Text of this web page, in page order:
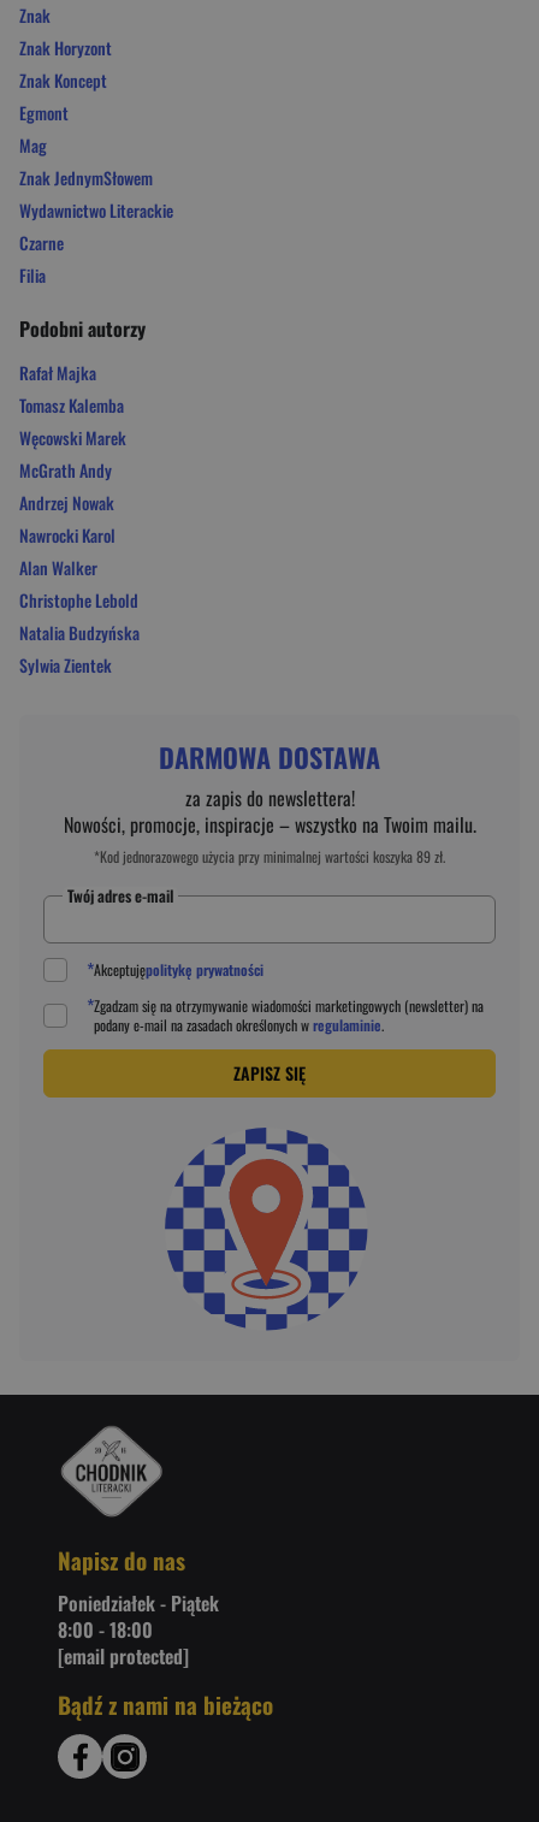
Znak
Znak Horyzont
Znak Koncept
Egmont
Mag
Znak JednymSłowem
Wydawnictwo Literackie
Czarne
Filia
Podobni autorzy
Rafał Majka
Tomasz Kalemba
Węcowski Marek
McGrath Andy
Andrzej Nowak
Nawrocki Karol
Alan Walker
Christophe Lebold
Natalia Budzyńska
Sylwia Zientek
DARMOWA DOSTAWA
za zapis do newslettera!
Nowości, promocje, inspiracje – wszystko na Twoim mailu.
*Kod jednorazowego użycia przy minimalnej wartości koszyka 89 zł.
Twój adres e-mail
*Akceptujępolitykę prywatności
*Zgadzam się na otrzymywanie wiadomości marketingowych (newsletter) na
podanye-mail na zasadach określonych wregulaminie.
ZAPISZ SIĘ
Napisz do nas
Poniedziałek - Piątek
8:00 - 18:00
[email protected]
Bądź z nami na bieżąco